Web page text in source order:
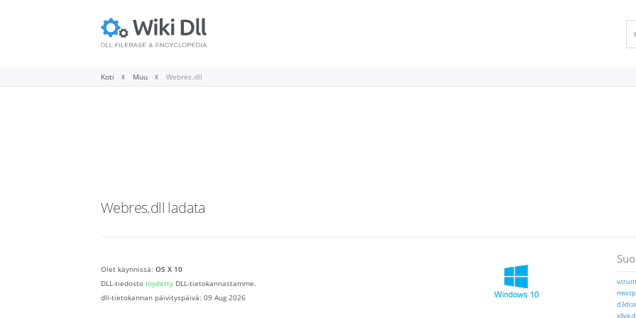
Koti Muu Webres.dll
Webres.dll ladata
Olet käynnissä: OS X 10
DLL-tiedosto löydetty DLL-tietokannastamme.
dll-tietokannan päivityspäivä: 09 Aug 2026